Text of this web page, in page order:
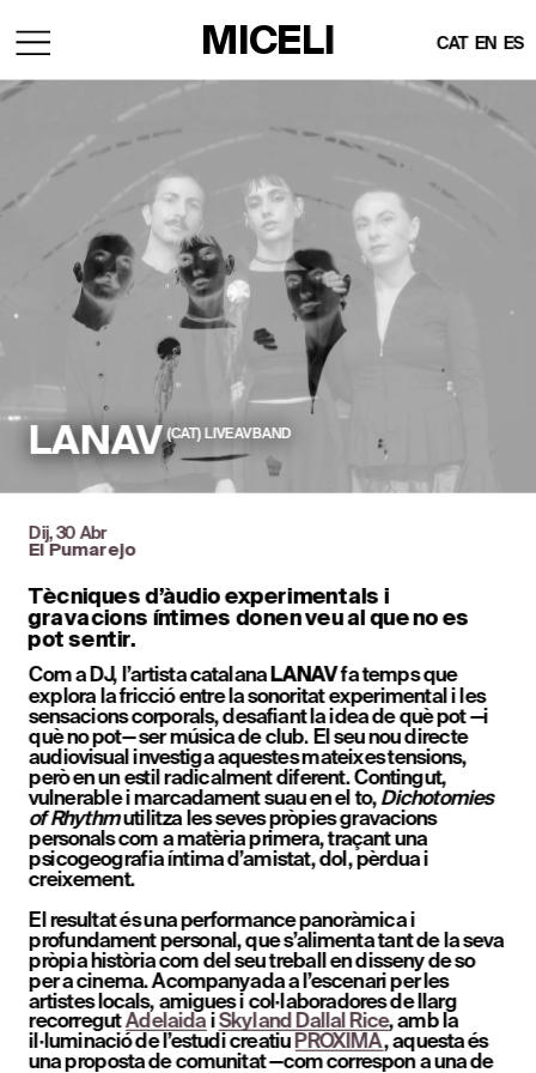
LANAV (CAT)  LIVE AV BAND
MICELI CAT EN ES
Dij, 30 Abr
El Pumarejo
Tècniques d’àudio experimentals i
gravacions íntimes donen veu al que no es
pot sentir.
Com a DJ, l’artista catalana LANAV fa temps que
explora la fricció entre la sonoritat experimental i les
sensacions corporals, desafiant la idea de què pot —i
què no pot— ser música de club. El seu nou directe
audiovisual investiga aquestes mateixes tensions,
però en un estil radicalment diferent. Contingut,
vulnerable i marcadament suau en el to, Dichotomies
of Rhythm utilitza les seves pròpies gravacions
personals com a matèria primera, traçant una
psicogeografia íntima d’amistat, dol, pèrdua i
creixement.
El resultat és una performance panoràmica i
profundament personal, que s’alimenta tant de la seva
pròpia història com del seu treball en disseny de so
per a cinema. Acompanyada a l’escenari per les
artistes locals, amigues i col·laboradores de llarg
recorregut Adelaida i Skyland Dallal Rice, amb la
il·luminació de l’estudi creatiu PROXIMA, aquesta és
una proposta de comunitat —com correspon a una de